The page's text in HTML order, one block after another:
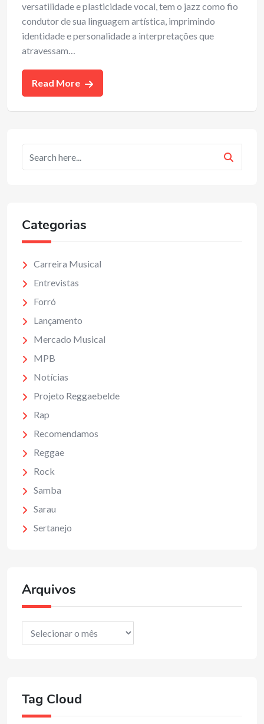
versatilidade e plasticidade vocal, tem o jazz como fio
condutor de sua linguagem artística, imprimindo
identidade e personalidade a interpretações que
atravessam…
Read More
Categorias
Carreira Musical
Entrevistas
Forró
Lançamento
Mercado Musical
MPB
Notícias
Projeto Reggaebelde
Rap
Recomendamos
Reggae
Rock
Samba
Sarau
Sertanejo
Arquivos
Arquivos
Tag Cloud